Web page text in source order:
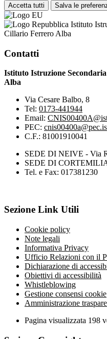
Accetta tutti Salva le
Istituto
Cillario Ferrero Alba
Contatti
Istituto Istruzione
Alba
Via Cesare Balbo, 8
Tel: 0173-441944
Email:
PEC:
C.F.: 81001910041
SEDE DI NEIVE - Via
SEDE DI
Tel. e Fax: 017381230
Sezione Link Utili
Cookie policy
Note legali
Informativa Privacy
Ufficio Relazioni con il
Dichiarazione di
Obiettivi di accessibilità
Whistleblowing
Gestione consensi cookie
Amministrazione
Pagina visualizzata 198